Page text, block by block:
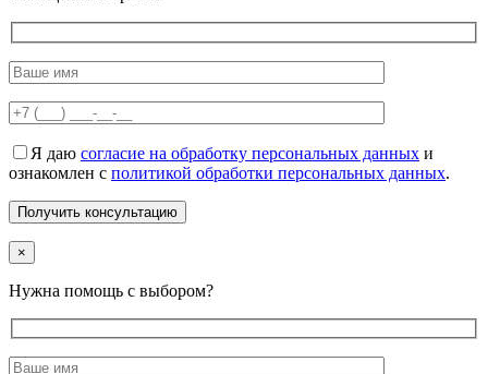
Я даю согласие на обработку персональных данных и
ознакомлен с политикой обработки персональных данных.
×
Нужна помощь с выбором?